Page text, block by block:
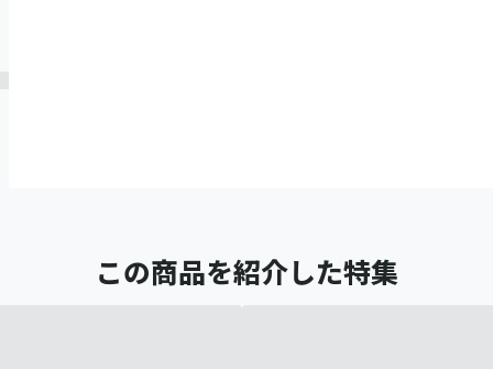
この商品を紹介した特集